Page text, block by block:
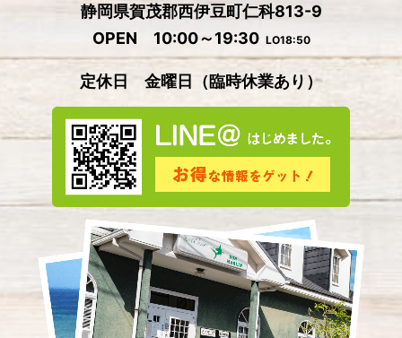
2024年6月
(4)
2024年5月(4)
2024年4月 (2)
2024年3月(5)
2024年2月(3)
2024年1月(3)
2023年12月
2023年11月(2)
2023年10月(5)
2023年9月(3)
静岡県賀茂郡西伊豆町仁科813-9
OPEN 10:00～19:30 LO18:50
定休日 金曜日 （臨時休業あり）